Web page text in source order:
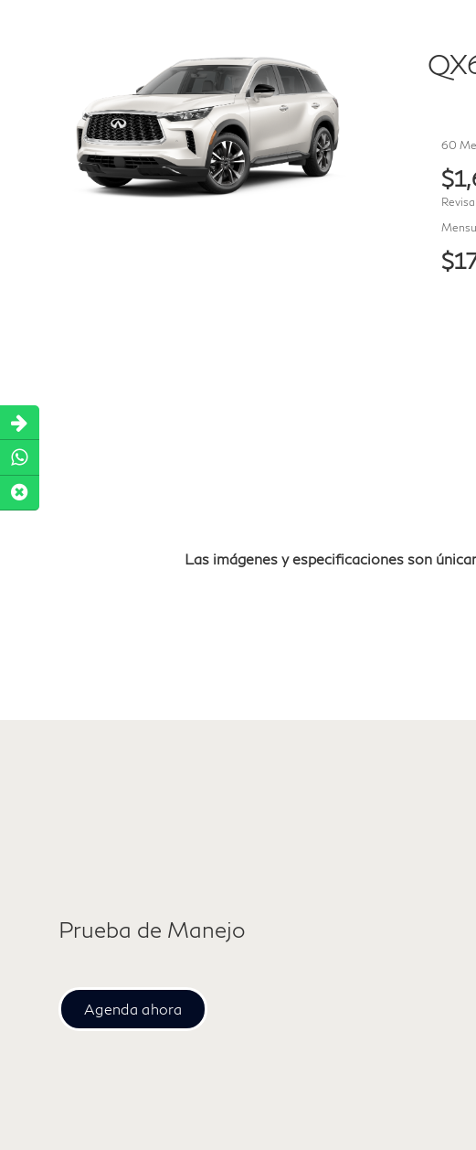
60
Las imágenes y especificaciones son
Prueba de Manejo
Agenda ahora